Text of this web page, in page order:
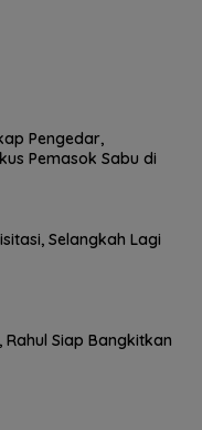
Pengedar,
Pemasok Sabu di
Selangkah Lagi
Rahul Siap Bangkitkan